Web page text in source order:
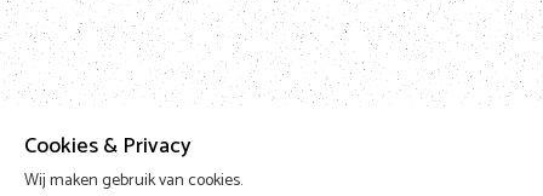
Cookies & Privacy
Wij maken gebruik van cookies.